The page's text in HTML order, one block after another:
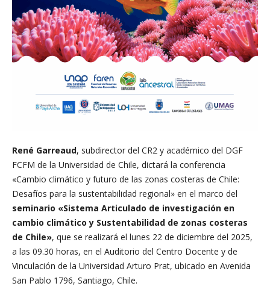
René Garreaud, subdirector del CR2 y académico del DGF
FCFM de la Universidad de Chile, dictará la conferencia
«Cambio climático y futuro de las zonas costeras de Chile:
Desafíos para la sustentabilidad regional» en el marco del
seminario «Sistema Articulado de investigación en
cambio climático y Sustentabilidad de zonas costeras
de Chile», que se realizará el lunes 22 de diciembre del 2025,
a las 09.30 horas, en el Auditorio del Centro Docente y de
Vinculación de la Universidad Arturo Prat, ubicado en Avenida
San Pablo 1796, Santiago, Chile.